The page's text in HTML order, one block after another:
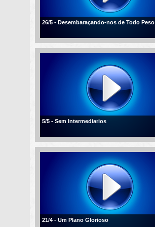
26/5 - Desembaraçando-nos de Todo Peso
5/5 - Sem Intermediarios
21/4 - Um Plano Glorioso